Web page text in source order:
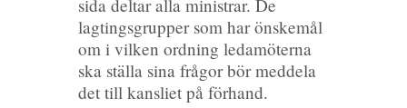
sida deltar alla ministrar. De
lagtingsgrupper som har önskemål
om i vilken ordning ledamöterna
ska ställa sina frågor bör meddela
det till kansliet på förhand.